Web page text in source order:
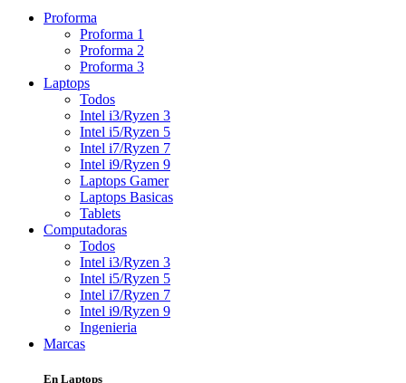
Proforma
Proforma 1
Proforma 2
Proforma 3
Laptops
Todos
Intel i3/Ryzen 3
Intel i5/Ryzen 5
Intel i7/Ryzen 7
Intel i9/Ryzen 9
Laptops Gamer
Laptops Basicas
Tablets
Computadoras
Todos
Intel i3/Ryzen 3
Intel i5/Ryzen 5
Intel i7/Ryzen 7
Intel i9/Ryzen 9
Ingenieria
Marcas
En Laptops